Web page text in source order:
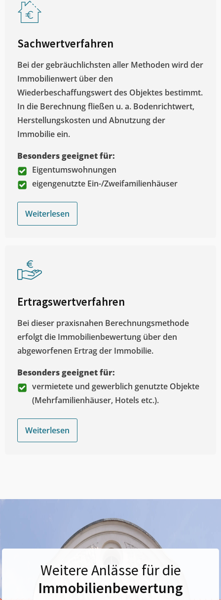
Sachwertverfahren
Bei der gebräuchlichsten aller Methoden wird der
Immobilienwert über den
Wiederbeschaffungswert des Objektes bestimmt.
In die Berechnung fließen u. a. Bodenrichtwert,
Herstellungskosten und Abnutzung der
Immobilie ein.
Besonders geeignet für:
Eigentumswohnungen
eigengenutzte Ein-/Zweifamilienhäuser
Weiterlesen
Ertragswertverfahren
Bei dieser praxisnahen Berechnungsmethode
erfolgt die Immobilienbewertung über den
abgeworfenen Ertrag der Immobilie.
Besonders geeignet für:
vermietete und gewerblich genutzte Objekte
(Mehrfamilienhäuser, Hotels etc.).
Weiterlesen
Weitere Anlässe für die
Immobilienbewertung